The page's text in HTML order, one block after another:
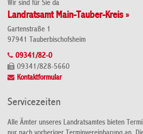
Wir sind für Sie da
Landratsamt Main-Tauber-Kreis »
Gartenstraße 1
97941 Tauberbischofsheim
09341/82-0
09341/828-5660
Kontaktformular
Servicezeiten
Alle Ämter unseres Landratsamtes bieten